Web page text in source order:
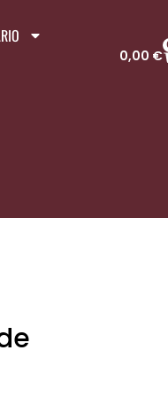
0,00 €